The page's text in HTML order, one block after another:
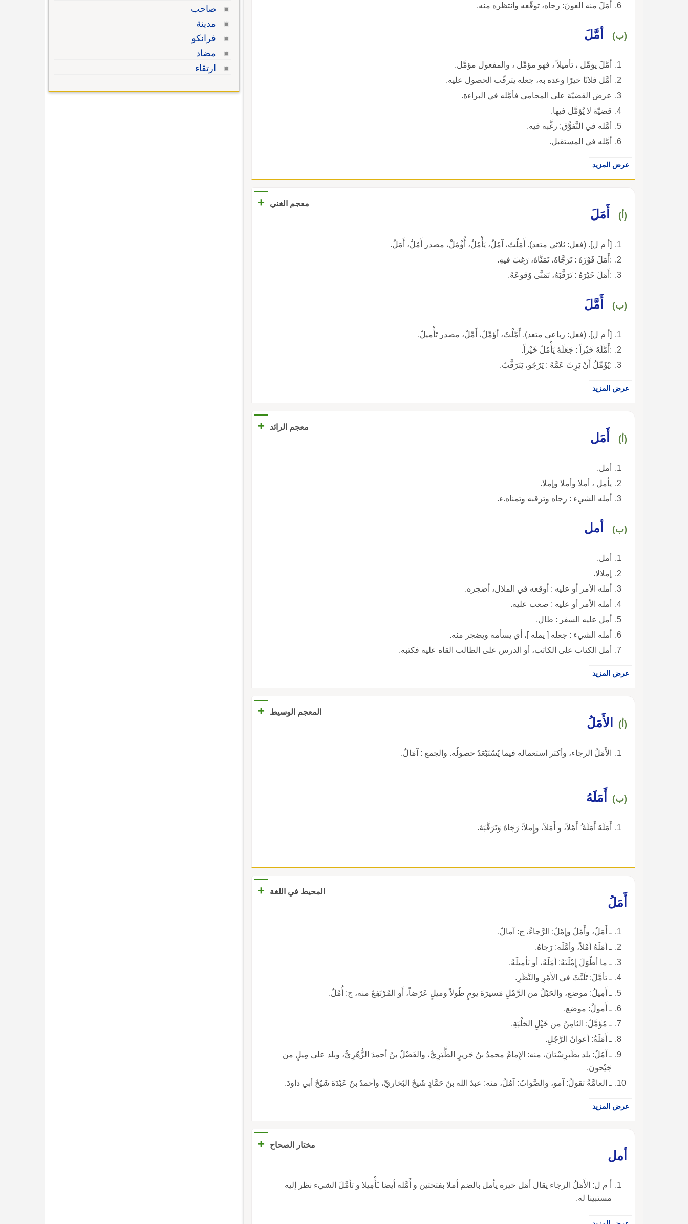
أمَلَ منه العونَ: رجاه، توقّعه وانتظره منه.
(ب) أمَّلَ
أمَّلَ يؤمِّل ، تأميلاً ، فهو مؤمِّل ، والمفعول مؤمَّل.
أمَّل فلانًا خيرًا وعده به، جعله يترقّب الحصول عليه.
عرض القضيّة على المحامي فأمَّله في البراءة.
قضيّة لا يُؤمَّل فيها.
أمَّله في التَّفوُّق: رغَّبه فيه.
أمَّله في المستقبل.
عرض المزيد
معجم الغني +
(أ) أَمَلَ
[أ م ل]. (فعل: ثلاثي متعد). أَمَلْتُ، آمُلُ، يَأْمُلُ، أُؤْمُلْ، مصدر أَمْلٌ، أَمَلٌ.
:أَمَلَ فَوْزَهُ : تَرَجَّاهُ، تَمَنَّاهُ، رَغِبَ فيهِ.
:أَمَلَ خَيْرَهُ : تَرَقَّبَهُ، تَمَنَّى وُقوعَهُ.
(ب) أَمَّلَ
[أ م ل]. (فعل: رباعي متعد). أَمَّلْتُ، أؤَمِّلُ، أَمِّلْ، مصدر تَأْميلٌ.
:أَمَّلَهُ خَيْراً : جَعَلَهُ يَأْمُلُ خَيْراً.
:يُؤَمِّلُ أَنْ يَرِثَ عَمَّهُ : يَرْجُو، يَتَرَقَّبُ.
عرض المزيد
معجم الرائد +
(أ) أَمَل
أمل.
يأمل ، أملا وأملا وإملا.
أمله الشيء : رجاه وترقبه وتمناه.ء.
(ب) أمل
أمل.
إملالا.
أمله الأمر أو عليه : أوقعه في الملال، أضجره.
أمله الأمر أو عليه : صعب عليه.
أمل عليه السفر : طال.
أمله الشيء : جعله [ يمله ]، أي يسأمه ويضجر منه.
أمل الكتاب على الكاتب، أو الدرس على الطالب القاه عليه فكتبه.
عرض المزيد
المعجم الوسيط +
(أ) الأَمَلُ
الأَمَلُ الرجاء، وأكثر استعماله فيما يُسْتَبْعَدُ حصولُه. والجمع : آمَالٌ.
(ب) أَمَلَهُ
أَمَلَهُ أَمَلَهُ ُ أَمْلاً، و أَمَلاً، وإِملاً: رَجَاهُ وَتَرَقَّبَهُ.
المحيط في اللغة
+
أَمَلُ
ـ أَمَلُ، وأَمْلُ وإِمْلُ: الرَّجاءُ، ج: آمالٌ.
ـ أمَلَهُ أمْلاً، وأمَّلَه: رَجاهُ.
ـ ما أطْوَلَ إِمْلَتَهُ: أمَلَهُ، أو تأميلَهُ.
ـ تأمَّلَ: تَلَبَّثَ في الأَمْرِ والنَّظَرِ.
ـ أَمِيلُ: موضع، والحَبْلُ من الرَّمْلِ مَسيرَةَ يومٍ طُولاً وميلٍ عَرْضاً، أَو المُرْتَفِعُ منه، ج: أُمُلٌ.
ـ أَمولُ: موضع.
ـ مُؤَمَّلُ: الثامِنُ من خَيْلِ الحَلْبَةِ.
ـ أَمَلَةُ: أعوانُ الرَّجُلِ.
ـ آمُلُ: بلد بطَبرِسْتانَ، منه: الإِمامُ محمدُ بنُ جَريرٍ الطَّبَرِيُّ، والفَضْلُ بنُ أحمدَ الزُّهْرِيُّ، وبلد على مِيلٍ من
جَيْحونَ.
ـ العامَّةُ تقولُ: آمو، والصَّوابُ: آمُلُ، منه: عبدُ الله بنُ حَمَّادٍ شَيخُ البُخاريِّ، وأحمدُ بنُ عَبْدَةَ شَيْخُ أبي داودَ.
عرض المزيد
مختار الصحاح
+
أمل
أ م ل: الأَمَلُ الرجاء يقال أمَل خيره يأمل بالضم أملا بفتحتين و أَمَّله أيضا ـَأْمِيلا و تأمَّلَ الشيء نظر إليه
مستبينا له.
صاحب
مدينة
فرانكو
مضاد
ارتقاء